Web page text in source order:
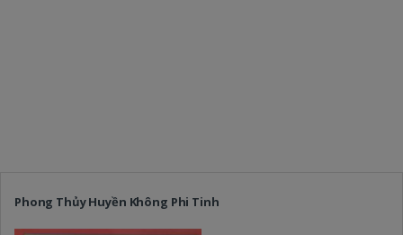
Phong Thủy Huyền Không Phi Tinh